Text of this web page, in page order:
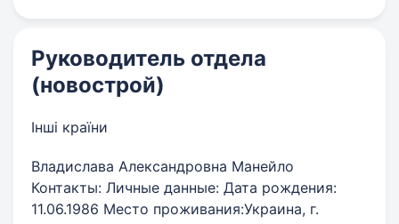
Руководитель отдела
(новострой)
Інші країни
Владислава Александровна Манейло
Контакты: Личные данные: Дата рождения:
11.06.1986 Место проживания:Украина, г.